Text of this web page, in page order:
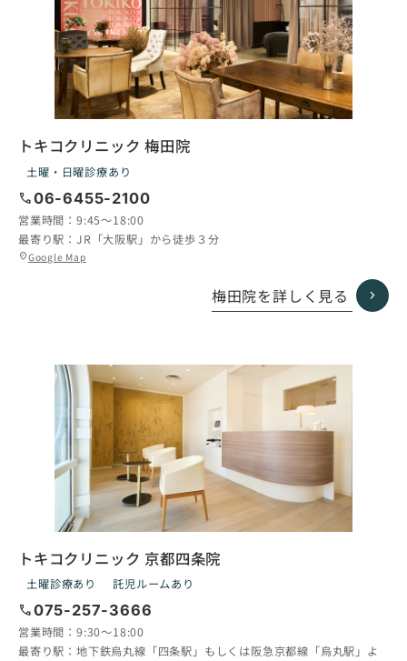
トキコクリニック 梅田院
土曜・日曜診療あり
call06-6455-2100
営業時間： 9:45〜18:00
最寄り駅： JR「大阪駅」から徒歩３分
location_onGoogle Map
グ
梅田院を詳しく見る
トキコクリニック 京都四条院
土曜診療あり 託児ルームあり
call075-257-3666
営業時間： 9:30〜18:00
最寄り駅： 地下鉄烏丸線「四条駅」もしくは阪急京都線「烏丸駅」よ